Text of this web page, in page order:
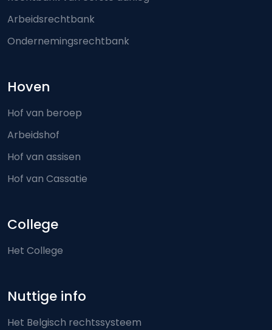
Arbeidsrechtbank
Ondernemingsrechtbank
Hoven
Hof van beroep
Arbeidshof
Hof van assisen
Hof van Cassatie
College
Het College
Nuttige info
Het Belgisch rechtssysteem